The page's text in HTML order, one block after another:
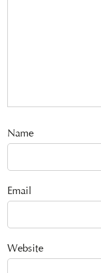
Name
Email
Website